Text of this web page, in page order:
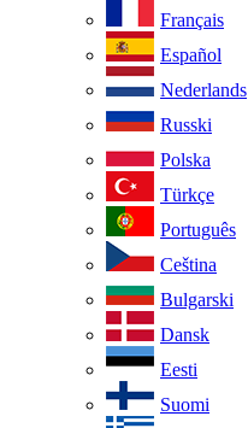
Français
Español
Nederlands
Russki
Polska
Türkçe
Português
Ceština
Bulgarski
Dansk
Eesti
Suomi